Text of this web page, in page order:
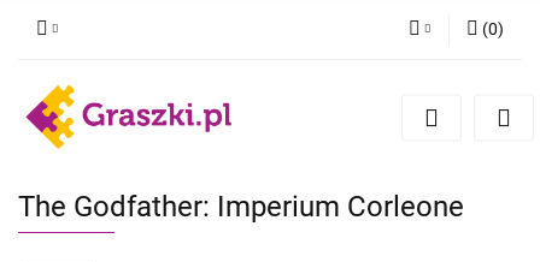
Zarejestruj się
Zgody cookies
(0)
The Godfather: Imperium Corleone